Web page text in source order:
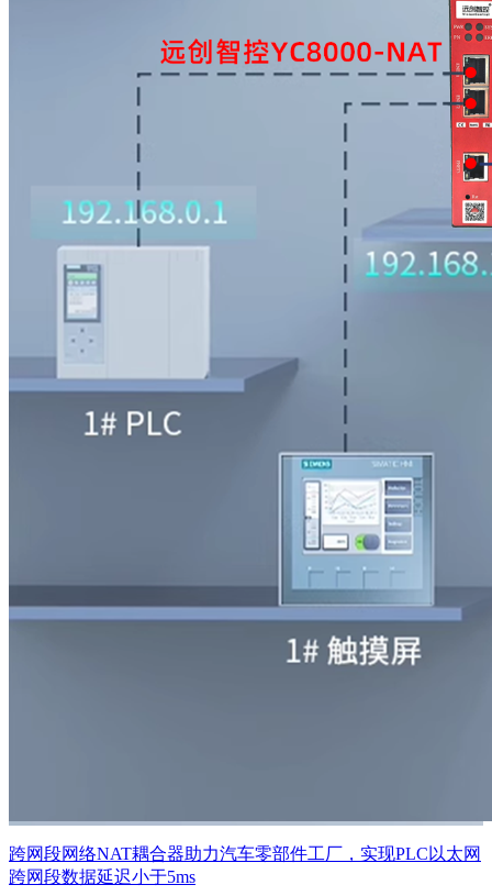
跨网段网络NAT耦合器助力汽车零部件工厂，实现PLC以太网
跨网段数据延迟小于5ms